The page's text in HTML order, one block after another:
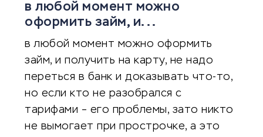
в любой момент можно
оформить займ, и...
в любой момент можно оформить
займ, и получить на карту, не надо
переться в банк и доказывать что-то,
но если кто не разобрался с
тарифами – его проблемы, зато никто
не вымогает при прострочке, а это